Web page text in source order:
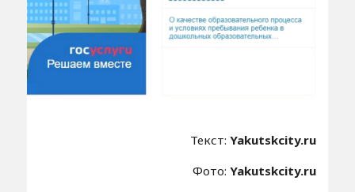
Текст:Yakutskcity.ru
Фото:Yakutskcity.ru